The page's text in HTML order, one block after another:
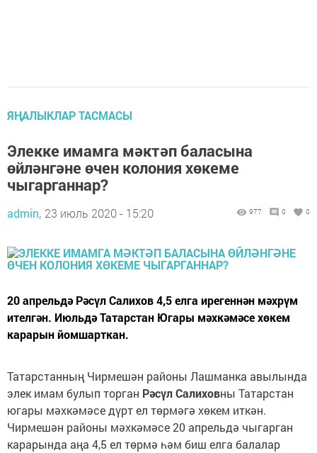
ЯҢАЛЫКЛАР ТАСМАСЫ
Элекке имамга мәктәп баласына
өйләнгәне өчен колония хөкеме
чыгарганнар?
admin, 23 июль 2020 - 15:20 977 0 0
20 апрельдә Рәсүл Салихов 4,5 елга ирегеннән мәхрүм
ителгән. Июльдә Татарстан Югары мәхкәмәсе хөкем
карарын йомшарткан.
Татарстанның Чирмешән районы Лашманка авылында
элек имам булып торган Рәсүл Салиховны Татарстан
югары мәхкәмәсе дүрт ел төрмәгә хөкем иткән.
Чирмешән районы мәхкәмәсе 20 апрельдә чыгарган
карарында аңа 4,5 ел төрмә һәм биш елга балалар